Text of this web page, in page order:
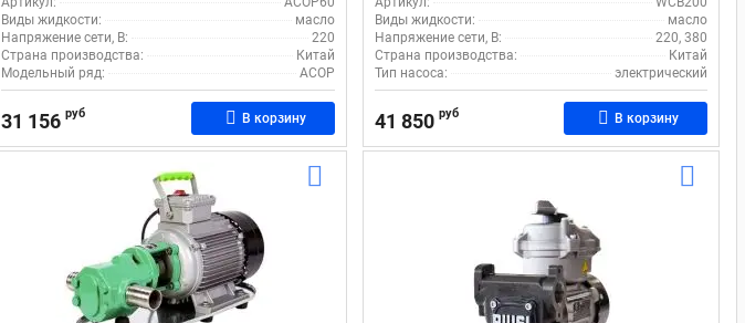
Виды жидкости:
масло
Напряжение сети, В:
220
Страна производства:
Китай
Модельный ряд:
ACOP
31 156 руб В корзину
Виды жидкости:
масло
Напряжение сети, В:
220, 380
Страна производства:
Китай
Тип насоса:
электрический
41 850 руб В корзину